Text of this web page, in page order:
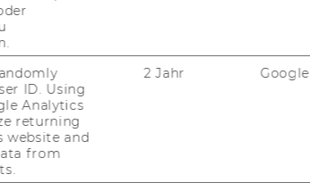
in der neuen
Her­aus­for­
vier Halb­ta­gen
es ge­nü­gend
gibt.
Siehier
ID. Using
Analytics
returning
website and
from
2 Jahr Google